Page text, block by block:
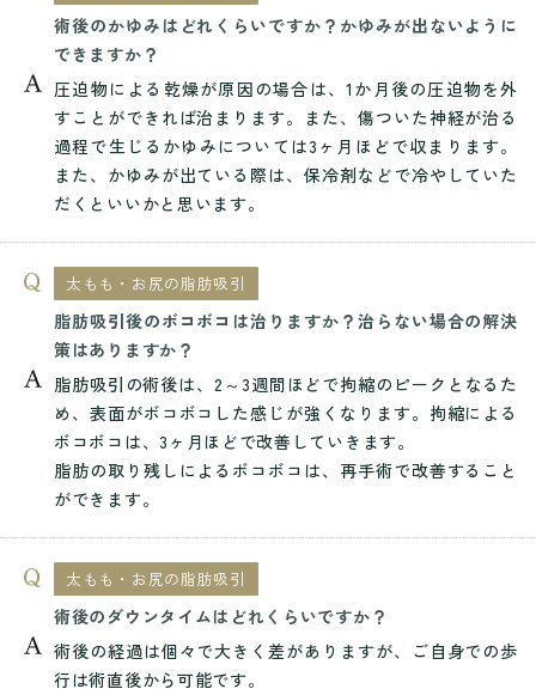
術後のかゆみはどれくらいですか？かゆみが出ないように
できますか？
圧迫物による乾燥が原因の場合は、1か月後の圧迫物を外
すことができれば治まります。また、傷ついた神経が治る
過程で生じるかゆみについては3ヶ月ほどで収まります。
また、かゆみが出ている際は、保冷剤などで冷やしていた
だくといいかと思います。
太もも・お尻の脂肪吸引
脂肪吸引後のボコボコは治りますか？治らない場合の解決
策はありますか？
脂肪吸引の術後は、2～3週間ほどで拘縮のピークとなるた
め、表面がボコボコした感じが強くなります。拘縮による
ボコボコは、3ヶ月ほどで改善していきます。
脂肪の取り残しによるボコボコは、再手術で改善すること
ができます。
太もも・お尻の脂肪吸引
術後のダウンタイムはどれくらいですか？
術後の経過は個々で大きく差がありますが、ご自身での歩
行は術直後から可能です。